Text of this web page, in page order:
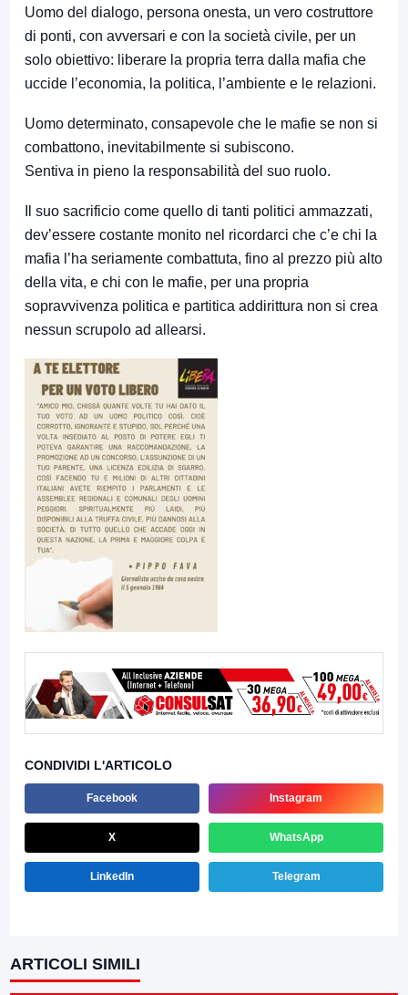
Uomo del dialogo, persona onesta, un vero costruttore
di ponti, con avversari e con la società civile, per un
solo obiettivo: liberare la propria terra dalla mafia che
uccide l’economia, la politica, l’ambiente e le relazioni.
Uomo determinato, consapevole che le mafie se non si
combattono, inevitabilmente si subiscono.
Sentiva in pieno la responsabilità del suo ruolo.
Il suo sacrificio come quello di tanti politici ammazzati,
dev’essere costante monito nel ricordarci che c’e chi la
mafia l’ha seriamente combattuta, fino al prezzo più alto
della vita, e chi con le mafie, per una propria
sopravvivenza politica e partitica addirittura non si crea
nessun scrupolo ad allearsi.
CONDIVIDI L'ARTICOLO
Facebook Instagram
X WhatsApp
LinkedIn Telegram
ARTICOLI SIMILI